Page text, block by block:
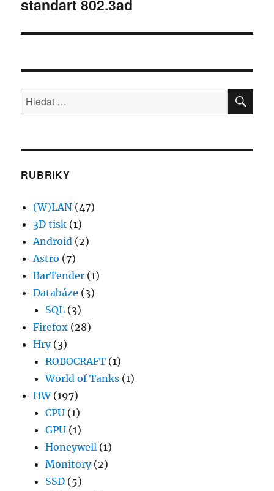
standart 802.3ad
Hledat:
RUBRIKY
(W)LAN (47)
3D tisk (1)
Android (2)
Astro (7)
BarTender (1)
Databáze (3)
SQL (3)
Firefox (28)
Hry(3)
ROBOCRAFT (1)
World of Tanks (1)
HW(197)
CPU (1)
GPU (1)
Honeywell (1)
Monitory(2)
SSD (5)